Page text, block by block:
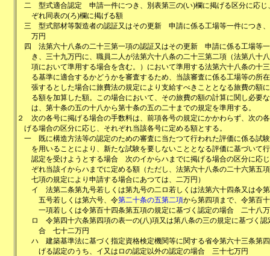
二
型式適合認定 申請一件につき、別表第三の(い)欄に掲げる区分に応じ
ぞれ同表の(ろ)欄に掲げる額
三
型式部材等製造者の認証又はその更新 申請に係る工場等一件につき
万円
四
法第六十八条の二十三第一項の認証又はその更新 申請に係る工場等
き、三十九万円に、職員二人が法第六十八条の二十三第二項（法第八十
項において準用する場合を含む。）において準用する法第六十八条の十
る基準に適合するかどうかを審査するため、当該審査に係る工場等の所
張するとした場合に旅費法の規定により支給すべきこととなる旅費の額
る額を加算した額。この場合において、その旅費の額の計算に関し必要
は、第十条の五の十八から第十条の五の二十までの規定を準用する。
２
次の各号に掲げる場合の手数料は、前項各号の規定にかかわらず、次の
げる場合の区分に応じ、それぞれ当該各号に定める額とする。
一
既に構造方法等の認定のための審査に当たつて行われた評価に係る試
を用いることにより、新たな試験を要しないこととなる評価に基づいて
認定を受けようとする場合 次のイからハまでに掲げる場合の区分に応
ぞれ当該イからハまでに定める額（ただし、法第六十八条の二十六第五
七項の規定により申請する場合にあつては、二万円）
イ
法第二条第九号若しくは第九号の二ロ若しくは法第六十四条又は令
五号若しくは第六号、令第二十条の五第二項から第四項まで、令第百
一項若しくは令第百十四条第五項の規定に基づく認定の場合 二十八
ロ
令第四十六条第四項の表一の(八)項又は第八条の三の規定に基づく認
合 七十二万円
ハ
建築基準法に基づく指定資格検定機関等に関する省令第六十三条第
げる認定のうち、イ又はロの認定以外の認定の場合 三十七万円